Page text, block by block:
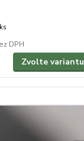
DPH
Zvolte variantu